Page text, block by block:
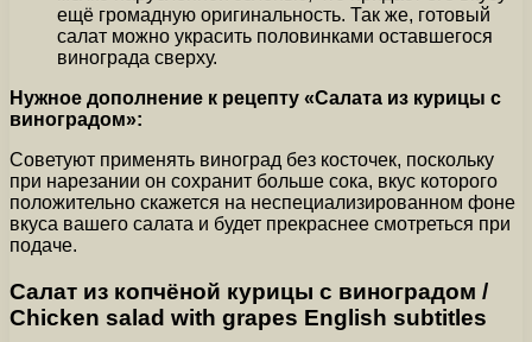
ещё громадную оригинальность. Так же, готовый
салат можно украсить половинками оставшегося
винограда сверху.
Нужное дополнение к рецепту «Салата из курицы с
виноградом»:
Советуют применять виноград без косточек, поскольку
при нарезании он сохранит больше сока, вкус которого
положительно скажется на неспециализированном фоне
вкуса вашего салата и будет прекраснее смотреться при
подаче.
Салат из копчёной курицы с виноградом /
Chicken salad with grapes English subtitles